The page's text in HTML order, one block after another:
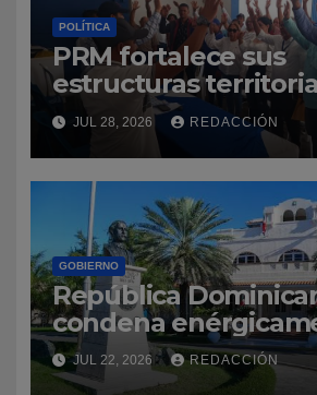
POLÍTICA
PRM fortalece sus
estructuras
asambleas de la
varias provincias
JUL 28, 2026 REDACCIÓN
GOBIERNO
República
condena
anuncio de eliminar
electoral en
JUL 22, 2026 REDACCIÓN